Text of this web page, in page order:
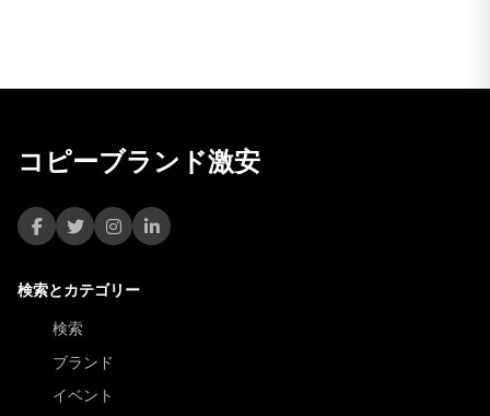
コピーブランド激安
検索とカテゴリー
検索
ブランド
イベント